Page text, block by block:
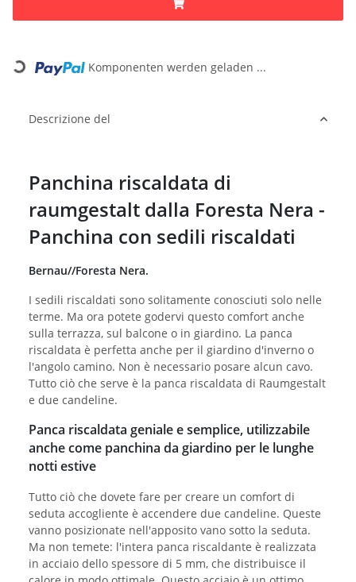
Loading... Komponenten werden geladen ...
Descrizione del
Panchina riscaldata di
raumgestalt dalla Foresta Nera -
Panchina con sedili riscaldati
Bernau//Foresta Nera.
I sedili riscaldati sono solitamente conosciuti solo nelle
terme. Ma ora potete godervi questo comfort anche
sulla terrazza, sul balcone o in giardino. La panca
riscaldata è perfetta anche per il giardino d'inverno o
l'angolo camino. Non è necessario posare alcun cavo.
Tutto ciò che serve è la panca riscaldata di Raumgestalt
e due candeline.
Panca riscaldata geniale e semplice, utilizzabile
anche come panchina da giardino per le lunghe
notti estive
Tutto ciò che dovete fare per creare un comfort di
seduta accogliente è accendere due candeline. Queste
vanno posizionate nell'apposito vano sotto la seduta.
Ma non temete: l'intera panca riscaldante è realizzata
in acciaio dello spessore di 5 mm, che distribuisce il